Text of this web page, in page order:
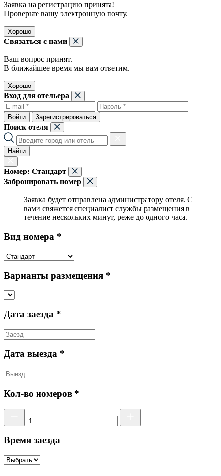
Заявка на регистрацию принята!
Проверьте вашу электронную почту.
Хорошо
Связаться с нами
Ваш вопрос принят.
В ближайшее время мы вам ответим.
Хорошо
Вход для отельера
Войти Зарегистрироваться
Поиск отеля
Найти
Номер: Стандарт
Забронировать номер
Заявка будет отправлена администратору отеля. С
вами свяжется специалист службы размещения в
течение нескольких минут, реже до одного часа.
Вид номера *
Варианты размещения *
Дата заезда *
Дата выезда *
Кол-во номеров *
Время заезда